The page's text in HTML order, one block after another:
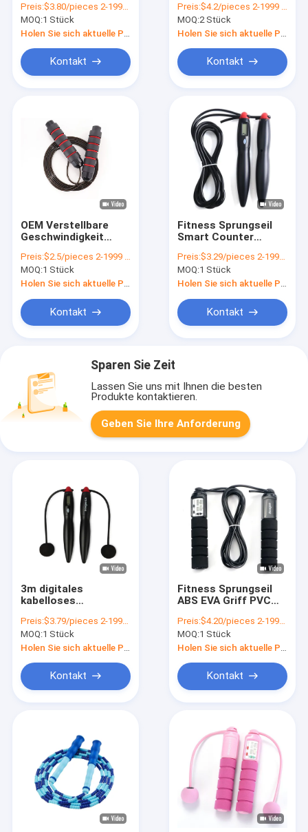
allgemeine
Gesundheit und
Wohlbefinden
Preis:$3.80/pieces 2-1999 pieces
MOQ:1 Stück
Kontakt
Schleifenzähler und
Trainings-Timer für
verbesserte Fitness
Preis:$4.2/pieces 2-1999 pieces
MOQ:2 Stück
Kontakt
OEM Verstellbare
Geschwindigkeit
Rot für Mann Frau
Muskeln aufbauen
Preis:$2.5/pieces 2-1999 pieces
MOQ:1 Stück
Kontakt
Fitness Sprungseil
Smart Counter
Für Fitness Übung
Schule Fitnessstudio
Geschenk
Preis:$3.29/pieces 2-1999 pieces
MOQ:1 Stück
Kontakt
Sparen Sie Zeit
Lassen Sie uns mit Ihnen die besten
Produkte kontaktieren.
Geben Sie Ihre Anforderung
3m digitales
kabelloses
und drahtlosem
Befestigungswerkzeug
Preis:$3.79/pieces 2-1999 pieces
MOQ:1 Stück
Kontakt
Fitness Sprungseil
ABS EVA Griff PVC
Geschwindigkeit
Sprungseil für
Erwachsene Kind
Preis:$4.20/pieces 2-1999 pieces
MOQ:1 Stück
Kontakt